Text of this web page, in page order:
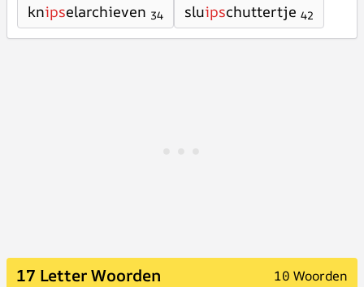
knipselarchieven 34 sluipschuttertje 42
17 Letter Woorden 10 Woorden